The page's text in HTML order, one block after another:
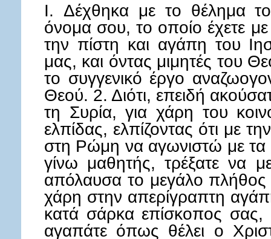
I. Δέχθηκα με το θέλημα
όνομα σου, το οποίο έχετε
την πίστη και αγάπη του
μας, και όντας μιμητές του
το συγγενικό έργο
Θεού. 2. Διότι, επειδή
τη Συρία, για χάρη του
ελπίδας, ελπίζοντας ότι με
στη Ρώμη να αγωνιστώ με
γίνω μαθητής, τρέξατε να
απόλαυσα το μεγάλο
χάρη στην απερίγραπτη
κατά σάρκα επίσκοπος σας,
αγαπάτε όπως θέλει ο